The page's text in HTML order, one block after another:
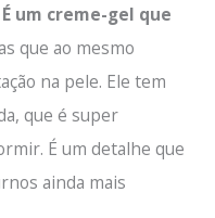
É um creme-gel que
que ao mesmo
na pele. Ele tem
que é super
É um detalhe que
ainda mais